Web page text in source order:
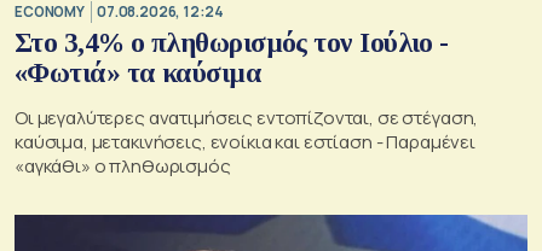
ECONOMY 07.08.2026, 12:24
Στο 3,4% ο πληθωρισμός τον Ιούλιο -
«Φωτιά» τα καύσιμα
Οι μεγαλύτερες ανατιμήσεις εντοπίζονται, σε στέγαση,
καύσιμα, μετακινήσεις, ενοίκια και εστίαση - Παραμένει
«αγκάθι» ο πληθωρισμός